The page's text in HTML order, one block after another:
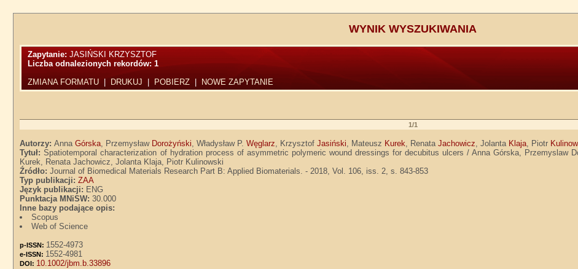
WYNIK WYSZUKIWANIA
Zapytanie:JASIŃSKI KRZYSZTOF
Liczba odnalezionych rekordów:1
ZMIANA FORMATU
DRUKUJ POBIERZ NOWE ZAPYTANIE
1/1
Autorzy:AnnaGórska, Przemysław Dorożyński, Władysław P.Węglarz, KrzysztofJasiński, Mateusz Kurek, RenataJachowicz, Jolanta Klaja, Piotr
Tytuł:Spatiotemporal characterization of hydration process of asymmetric polymeric wound dressings for decubitus ulcers / Anna Górska, Przemyslaw
Kurek, Renata Jachowicz, Jolanta Klaja, Piotr Kulinowski
Źródło:Journal of Biomedical Materials Research Part B: Applied Biomaterials. - 2018, Vol. 106, iss. 2, s. 843-853
Typ publikacji:ZAA
Język publikacji: ENG
Punktacja MNiSW:30.000
Inne bazy podające opis:
Scopus
Web of Science
p-ISSN: 1552-4973
e-ISSN: 1552-4981
DOI: 10.1002/jbm.b.33896